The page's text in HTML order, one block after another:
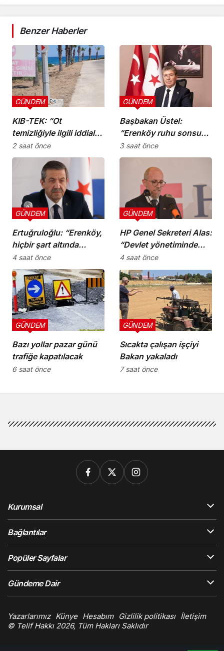
Benzer Haberler
KIB-TEK: “Ot
temizliğiyle ilgili iddialar
doğru değil”
GÜNDEM
2 saat önce
Başbakan Üstel:
“Erenköy ruhu sonsuza
dek yaşayacaktır”
GÜNDEM
3 saat önce
Ertuğruloğlu: “Erenköy,
hiçbir şart altında
esareti kabul
etmeyeceğimizin en
açık kanıtıdır”
GÜNDEM
4 saat önce
HP Genel Sekreteri Alas:
“Devlet yönetiminde
köklü bir zihniyet
değişimine ihtiyaç var”
GÜNDEM
4 saat önce
Bazı yollar pazar günü
trafiğe kapatılacak
GÜNDEM
6 saat önce
Sıcakta çalışan işçiyi
Bakan yakaladı
GÜNDEM
7 saat önce
Kurumsal
Bağlantılar
Popüler Sayfalar
Gündeme Dair
Yazarlarımız Künye Hesabım Gizlilik politikası İletişim
© Telif Hakkı 2026, Tüm Hakları Saklıdır